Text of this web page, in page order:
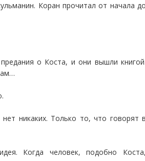
Коран прочитал от начала
о Коста, и они вышли
никаких. Только то, что говорят
Когда человек, подобно